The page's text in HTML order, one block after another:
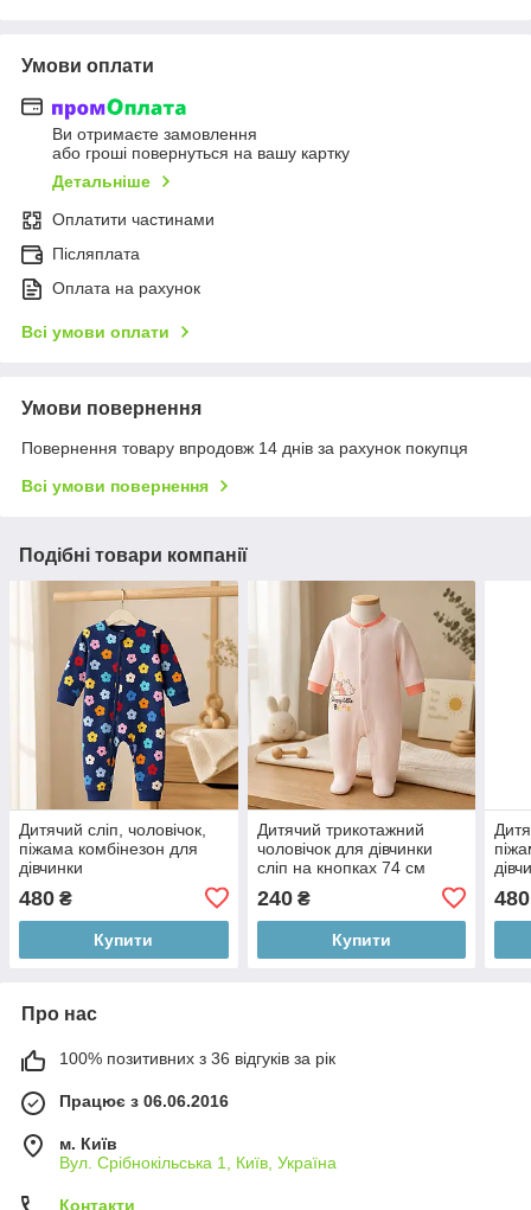
Умови оплати
Ви отримаєте замовлення
або гроші повернуться на вашу картку
Детальніше
Оплатити частинами
Післяплата
Оплата на рахунок
Всі умови оплати
Умови повернення
Повернення товару впродовж 14 днів за рахунок покупця
Всі умови повернення
Подібні товари компанії
Дитячий сліп, чоловічок,
піжама комбінезон для
дівчинки
480 ₴
Купити
Дитячий трикотажний
чоловічок для дівчинки
сліп на кнопках 74 см
240₴
Купити
480
Про нас
100% позитивних з 36 відгуків за рік
Працює з 06.06.2016
м. Київ
Вул. Срібнокільська 1, Київ, Україна
Контакти